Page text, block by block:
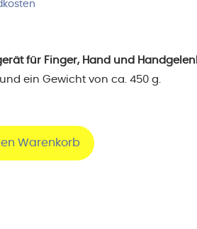
für Finger, Hand und
ein Gewicht von ca. 450 g.
Warenkorb